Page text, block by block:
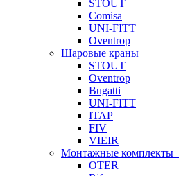
STOUT
Comisa
UNI-FITT
Oventrop
Шаровые краны
STOUT
Oventrop
Bugatti
UNI-FITT
ITAP
FIV
VIEIR
Монтажные комплекты
OTER